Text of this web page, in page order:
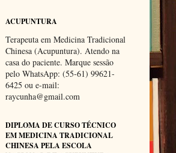
ACUPUNTURA
Terapeuta em Medicina Tradicional
Chinesa (Acupuntura). Atendo na
casa do paciente. Marque sessão
pelo WhatsApp: (55-61) 99621-
6425 ou e-mail:
raycunha@gmail.com
DIPLOMA DE CURSO TÉCNICO
EM MEDICINA TRADICIONAL
CHINESA PELA ESCOLA